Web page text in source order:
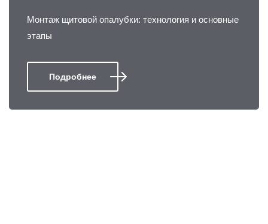
Монтаж щитовой опалубки: технология и основные
этапы
Подробнее